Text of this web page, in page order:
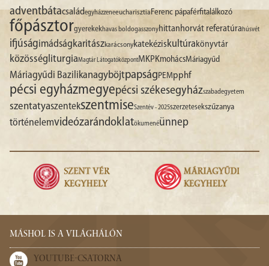
adventbátacsaládegyházzeneeucharisztiaFerenc pápaférfitalálkozó
főpásztorgyerekekhavas boldogasszonyhittanhorvát referatúrahúsvét
ifjúságimádságkaritászkarácsonykatekéziskultúrakönyvtár
közösségliturgiaMagtár LátogatóközpontMKPKmohácsMáriagyűd
Máriagyűdi BazilikanagyböjtpapságPEMpphf
pécsi egyházmegyepécsi székesegyházszabadegyetem
szentatyaszentekszentmiseSzentév - 2025szerzetesekszűzanya
történelemvideózarándoklatökumenéünnep
MÁSHOL IS A VILÁGHÁLÓN
YOUTUBE-CSATORNA